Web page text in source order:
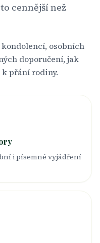
cennější než
osobních
doporučení, jak
přání rodiny.
i písemné vyjádření